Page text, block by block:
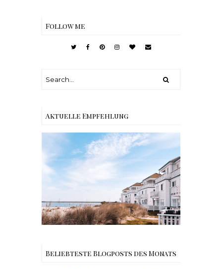
Follow me
Aktuelle Empfehlung
Reisen - Schleiregion
Beliebteste Blogposts des Monats